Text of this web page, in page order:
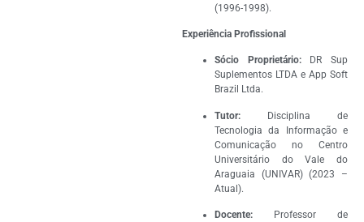
(1996-1998).
Experiência Profissional
Sócio Proprietário:DR Sup
Suplementos LTDA e App Soft
Brazil Ltda.
Tutor: Disciplina de
Tecnologia da Informação e
Comunicação no Centro
Universitário do Vale do
Araguaia (UNIVAR) (2023 –
Atual).
Docente: Professor de